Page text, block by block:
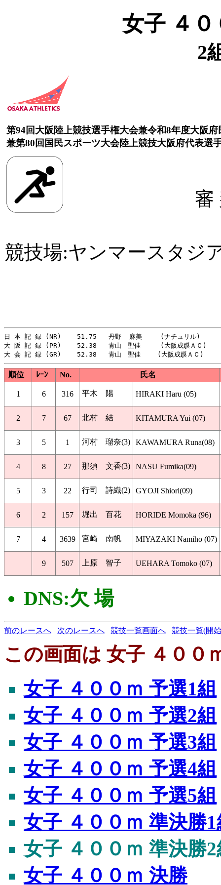
女子 ４０
2
第94回大阪陸上競技選手権大会兼令和8年度大阪
兼第80回国民スポーツ大会陸上競技大阪府代表選
審
競技場:ヤンマースタジ
日 本 記 録 (NR)    51.75   丹野  麻美　   (ナチュリル)
大 阪 記 録 (PR)    52.38   青山　聖佳     (大阪成蹊ＡＣ)
順位 ﾚｰﾝ No. 氏名
1 6 316 平木 陽 HIRAKI Haru (05)
2 7 67 北村 結 KITAMURA Yui (07)
3 5 1 河村 瑠奈(3) KAWAMURA Runa(08)
4 8 27 那須 文香(3) NASU Fumika(09)
5 3 22 行司 詩織(2) GYOJI Shiori(09)
6 2 157 堀出 百花 HORIDE Momoka (96)
7 4 3639 宮崎 南帆 MIYAZAKI Namiho (07)
9 507 上原 智子 UEHARA Tomoko (07)
DNS:欠 場
前のレースへ 次のレースへ 競技一覧画面へ 競技一覧(開
この画面は 女子 ４００
女子 ４００ｍ 予選1組
女子 ４００ｍ 予選2組
女子 ４００ｍ 予選3組
女子 ４００ｍ 予選4組
女子 ４００ｍ 予選5組
女子 ４００ｍ 準決勝1
女子 ４００ｍ 準決勝2
女子 ４００ｍ 決勝